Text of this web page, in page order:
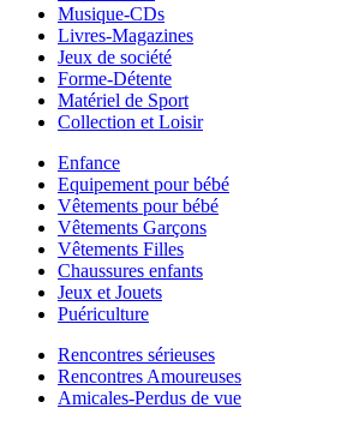
Musique-CDs
Livres-Magazines
Jeux de société
Forme-Détente
Matériel de Sport
Collection et Loisir
Enfance
Equipement pour bébé
Vêtements pour bébé
Vêtements Garçons
Vêtements Filles
Chaussures enfants
Jeux et Jouets
Puériculture
Rencontres sérieuses
Rencontres Amoureuses
Amicales-Perdus de vue